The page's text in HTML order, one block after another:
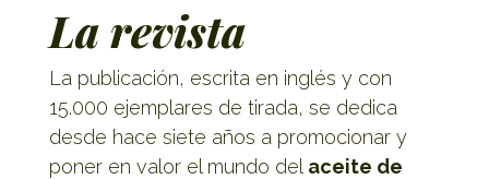
La revista
La publicación, escrita en inglés y con
15.000 ejemplares de tirada, se dedica
desde hace siete años a promocionar y
poner en valor el mundo del aceite de